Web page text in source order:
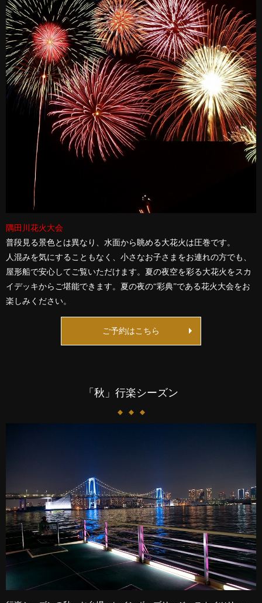
隅田川花火大会
普段見る景色とは異なり、水面から眺める大花火は圧巻です。
人混みを気にすることもなく、小さなお子さまをお連れの方でも、
屋形船で安心してご覧いただけます。夏の夜空を彩る大花火をスカ
イデッキからご堪能できます。夏の夜の“彩典”である花火大会をお
楽しみください。
ご予約はこちら
「秋」行楽シーズン